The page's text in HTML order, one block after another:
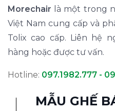
Morechair là một trong
Việt Nam cung cấp và
Tolix cao cấp. Liên hệ
hàng hoặc được tư vấn.
Hotline: 097.1982.777 -
MẪU GHẾ